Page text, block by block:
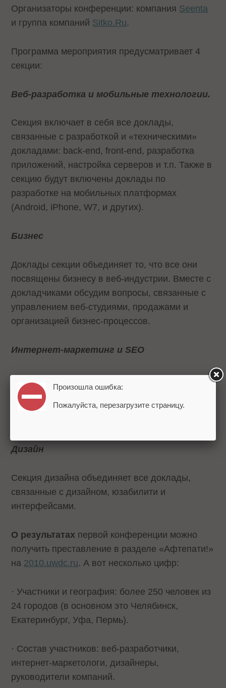
Организаторы конференции: компания Seenta
и группа компаний Sitko.Ru.
Программа мероприятия предусматривает 4
секции:
Веб-разработка и мобильные технологии.
Секция включает в себя все доклады,
связанные с разработкой и «техническими»
докладами: back-end, front-end, разработка
приложений, настройка серверов и т.п. Также в
секцию будут включены доклады по
разработке на мобильных платформах
(Android, iPhone, W7, и других).
Бизнес
Доклады секции объединяет то, что все они
посвящены бизнесу в веб-индустрии. Вместе с
докладчиками обсудим вопросы, связанные с
управлением веб-студиями, продажами и
организацией бизнес-процессов.
Интернет-маркетинг и SEO
Секция объединяет все доклады, связанные с
маркетингом и рекламой в интернете, SEO,
контекстной рекламой, вирусным маркетингом
Дизайн
Секция дизайна объединяет все доклады,
связанные с дизайном, юзабилити и
интерфейсами.
О результатах первой конференции можно
получить преставление в разделе «Афтепати!»
на 2010.uwdc.ru. А вот несколько цифр:
· Участники и география: более 250 человек из
24 городов (в основном это Челябинск,
Екатеринбург, Уфа, Пермь).
· Состав участников: веб-разработчики,
интернет-маркетологи, дизайнеры,
руководители компаний.
Произошла ошибка:
Пожалуйста, перезагрузите страницу.